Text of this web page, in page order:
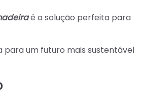
é a solução perfeita para
para um futuro mais sustentável